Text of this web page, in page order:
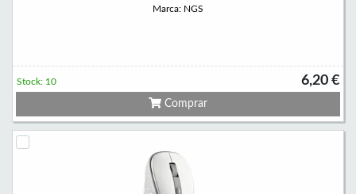
Marca: NGS
6,20 €
Stock: 10
Comprar